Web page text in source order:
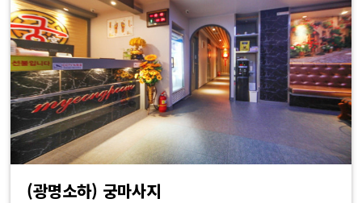
(광명소하) 궁마사지